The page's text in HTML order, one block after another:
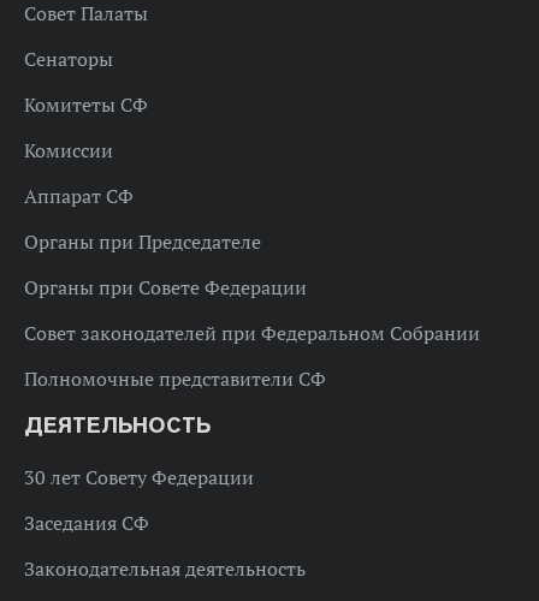
Совет Палаты
Сенаторы
Комитеты СФ
Комиссии
Аппарат СФ
Органы при Председателе
Органы при Совете Федерации
Совет законодателей при Федеральном Собрании
Полномочные представители СФ
ДЕЯТЕЛЬНОСТЬ
30 лет Совету Федерации
Заседания СФ
Законодательная деятельность